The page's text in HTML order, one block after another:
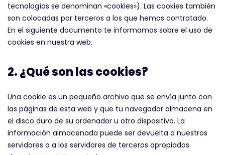
tecnologías se denominan «cookies»). Las cookies también
son colocadas por terceros a los que hemos contratado.
En el siguiente documento te informamos sobre el uso de
cookies en nuestra web.
2. ¿Qué son las cookies?
Una cookie es un pequeño archivo que se envía junto con
las páginas de esta web y que tu navegador almacena en
el disco duro de su ordenador u otro dispositivo. La
información almacenada puede ser devuelta a nuestros
servidores o a los servidores de terceros apropiados